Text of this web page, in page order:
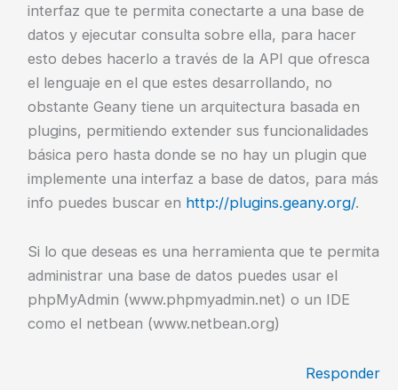
interfaz que te permita conectarte a una base de
datos y ejecutar consulta sobre ella, para hacer
esto debes hacerlo a través de la API que ofresca
el lenguaje en el que estes desarrollando, no
obstante Geany tiene un arquitectura basada en
plugins, permitiendo extender sus funcionalidades
básica pero hasta donde se no hay un plugin que
implemente una interfaz a base de datos, para más
info puedes buscar en http://plugins.geany.org/.
Si lo que deseas es una herramienta que te permita
administrar una base de datos puedes usar el
phpMyAdmin (www.phpmyadmin.net) o un IDE
como el netbean (www.netbean.org)
Responder